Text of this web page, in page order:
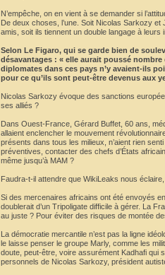
N’empêche, on en vient à se demander si
De deux choses, l’une. Soit Nicolas Sarkozy
amis, soit ils tiennent un double langage à leurs
Selon Le Figaro, qui se garde bien de
désavantages : « elle aurait poussé
diplomates dans ces pays n’y avaient-ils
pour ce qu’ils sont peut-être devenus aux
Nicolas Sarkozy évoque des sanctions
ses alliés ?
Dans Ouest-France, Gérard Buffet, 60 ans,
allaient enclencher le mouvement
présents dans tous les milieux, n’aient rien
préventives, contacter des chefs d’États
même jusqu’à MAM ?
Faudra-t-il attendre que WikiLeaks nous
Si des mercenaires africains ont été envoyés
doublerait d’un Tripoligate difficile à gérer. La
au juste ? Pour éviter des risques de montée
La démocratie mercantile n’est pas la ligne
le laisse penser le groupe Marly, comme les
doute, peut-être, voire assurément Kadhafi qui
personnels de Nicolas Sarkozy, président